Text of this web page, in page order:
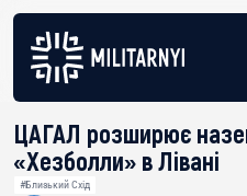
ЦАГАЛ розширює
«Хезболли» в Лівані
#Близький Схід